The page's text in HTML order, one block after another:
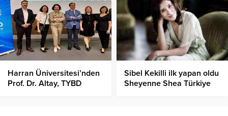
Harran Üniversitesi’nden
Prof. Dr. Altay, TYBD
Sibel Kekilli ilk yapan oldu
Sheyenne Shea Türkiye